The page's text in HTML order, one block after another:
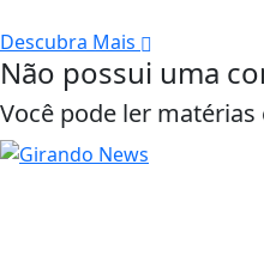
Descubra Mais
Não possui uma
Você pode ler